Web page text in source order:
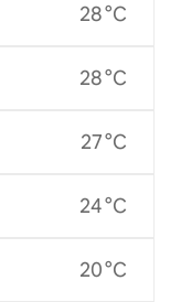
28 °C
28 °C
27 °C
24 °C
20 °C